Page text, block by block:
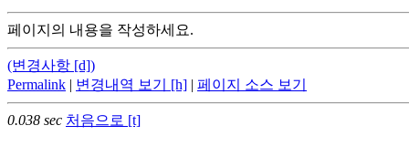
페이지의 내용을 작성하세요.
(변경사항 [d])
Permalink | 변경내역 보기 [h] | 페이지 소스 보기
0.038 sec 처음으로 [t]